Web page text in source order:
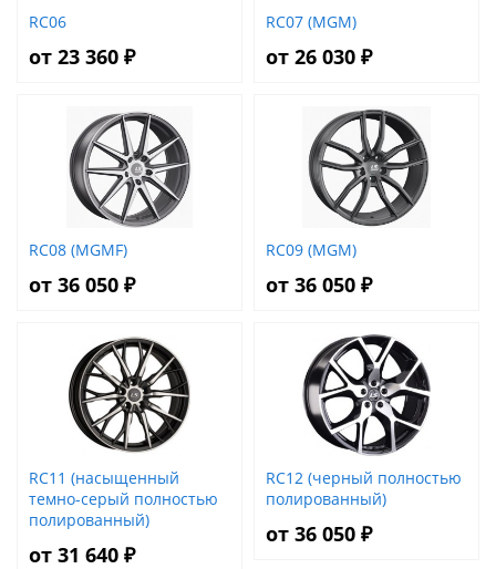
RC06
от 23 360 ₽
RC07 (MGM)
от 26 030 ₽
RC08 (MGMF)
от 36 050 ₽
RC09 (MGM)
от 36 050 ₽
RC11 (насыщенный
темно-серый полностью
полированный)
от 31 640 ₽
RC12 (черный полностью
полированный)
от 36 050 ₽